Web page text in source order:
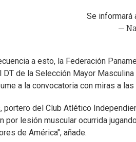
Se informará
—
a esto, la Federación
DT de la Selección Mayor
a la convocatoria con miras a
portero del Club Atlético
por lesión muscular ocurrida
de América", añade.